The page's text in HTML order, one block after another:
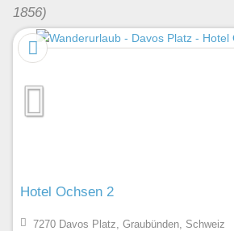
1856)
Hotel Ochsen 2
7270 Davos Platz, Graubünden, Schweiz